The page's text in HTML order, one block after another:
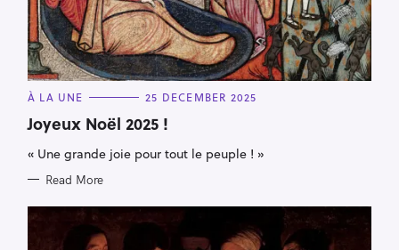
C
T
E
O
I
À LA UNE 25 DECEMBER 2025
Joyeux Noël 2025 !
« Une grande joie pour tout le peuple ! »
Read More